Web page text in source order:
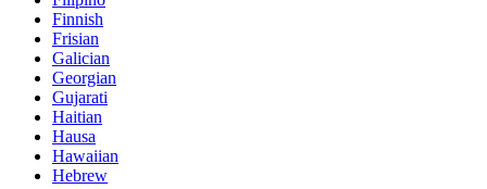
Finnish
Frisian
Galician
Georgian
Gujarati
Haitian
Hausa
Hawaiian
Hebrew